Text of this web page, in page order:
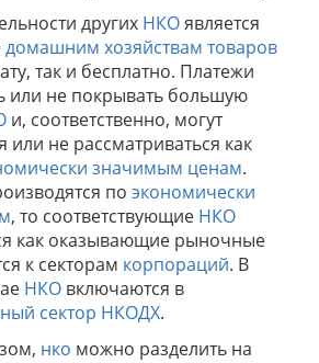
других НКОявляется
домашним хозяйствам товаров
так и бесплатно. Платежи
или не покрывать большую
и, соответственно, могут
или не рассматриваться как
значимым ценам.
по экономически
, то соответствующие НКО
как оказывающие рыночные
к секторам корпораций. В
НКО включаются в
сектор НКОДХ.
нко можно разделить на